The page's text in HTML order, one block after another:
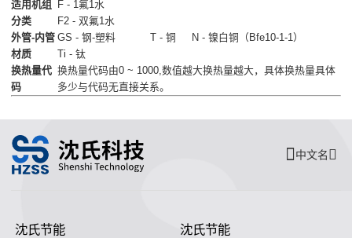
适用机组
分类
F - 1氟1水
F2 - 双氟1水
外管-内管
材质
GS - 钢-塑料 T - 铜 N - 镍白铜（Bfe10-1-1）
Ti - 钛
换热量代
码
换热量代码由0 ~ 1000,数值越大换热量越大，具体换热量具体
多少与代码无直接关系。
中文名
沈氏节能 沈氏节能